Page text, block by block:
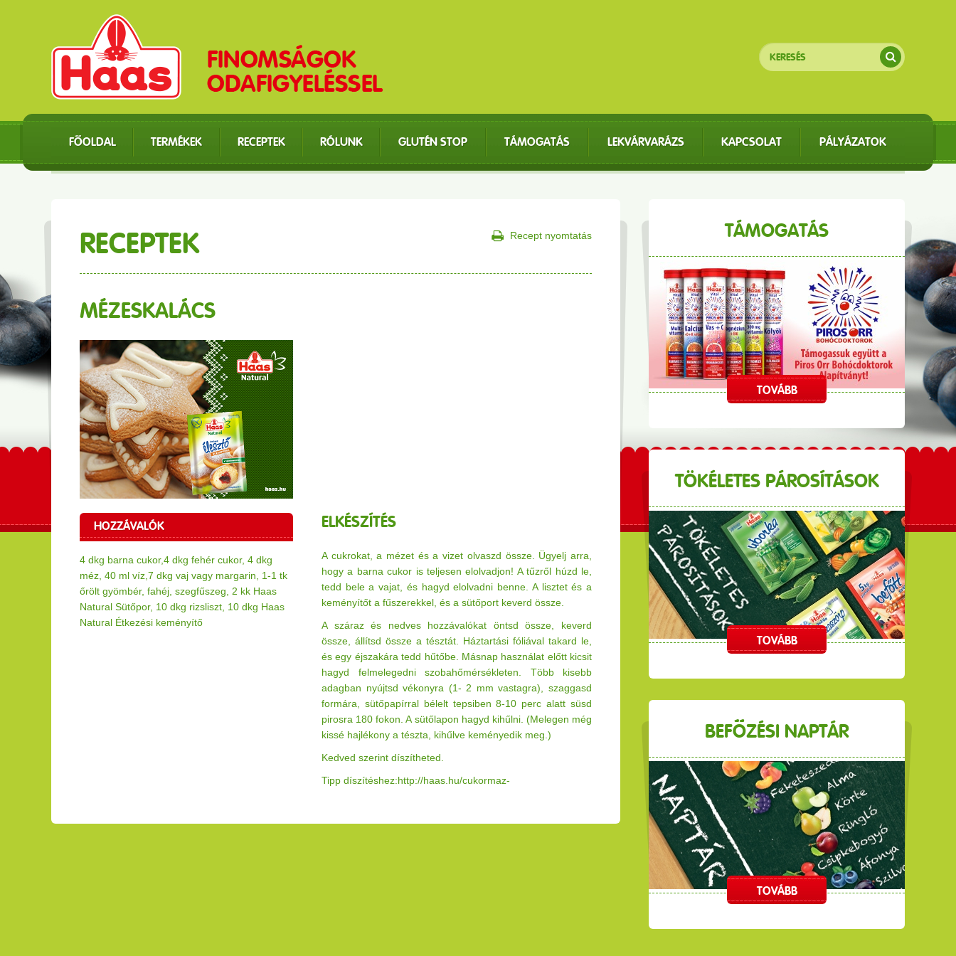
FŐOLDAL TERMÉKEK RECEPTEK RÓLUNK GLUTÉN STOP TÁMOGATÁS LEKVÁRVARÁZS KAPCSOLAT PÁLYÁZATOK
RECEPTEK Recept nyomtatás
MÉZESKALÁCS
HOZZÁVALÓK
4 dkg barna cukor,4 dkg fehér cukor, 4 dkg
méz, 40 ml víz,7 dkg vaj vagy margarin, 1-1 tk
őrölt gyömbér, fahéj, szegfűszeg, 2 kk Haas
Natural Sütőpor, 10 dkg rizsliszt, 10 dkg Haas
Natural Étkezési keményítő
ELKÉSZÍTÉS
A cukrokat, a mézet és a vizet olvaszd össze. Ügyelj arra,
hogy a barna cukor is teljesen elolvadjon! A tűzről húzd le,
tedd bele a vajat, és hagyd elolvadni benne. A lisztet és a
keményítőt a fűszerekkel, és a sütőport keverd össze.
A száraz és nedves hozzávalókat öntsd össze, keverd
össze, állítsd össze a tésztát. Háztartási fóliával takard le,
és egy éjszakára tedd hűtőbe. Másnap használat előtt kicsit
hagyd felmelegedni szobahőmérsékleten. Több kisebb
adagban nyújtsd vékonyra (1- 2 mm vastagra), szaggasd
formára, sütőpapírral bélelt tepsiben 8-10 perc alatt süsd
pirosra 180 fokon. A sütőlapon hagyd kihűlni. (Melegen még
kissé hajlékony a tészta, kihűlve keményedik meg.)
Kedved szerint díszítheted.
Tipp díszítéshez:http://haas.hu/cukormaz-
TÁMOGATÁS
TOVÁBB
TÖKÉLETES PÁROSÍTÁSOK
TOVÁBB
BEFŐZÉSI NAPTÁR
TOVÁBB